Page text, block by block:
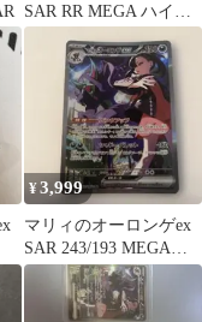
SAR RR MEGA ハイク
ラスパック
¥3,999
マリィのオーロンゲex
SAR 243/193 MEGAド
リームex